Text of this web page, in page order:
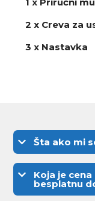
2 x Creva za
3 x Nastavka
Šta ako mi
Koja je
besplatnu